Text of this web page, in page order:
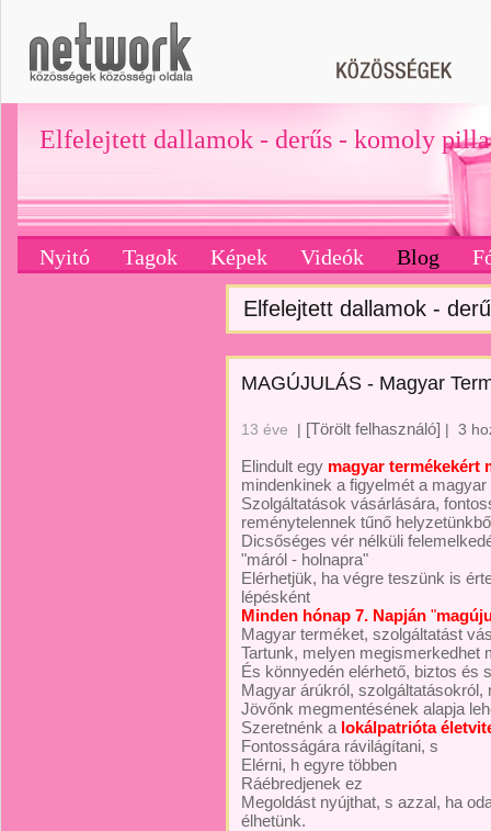
Elfelejtett dallamok - derűs - komoly
Nyitó Tagok Képek Videók Blog
Elfelejtett dallamok -
MAGÚJULÁS - Magyar
13 éve | [Törölt felhasználó] | 3
Elindult egy magyar termékekért
mindenkinek a figyelmét a
Szolgáltatások vásárlására,
reménytelennek tűnő
Dicsőséges vér nélküli
"máról - holnapra"
Elérhetjük, ha végre teszünk is
lépésként
Minden hónap 7. Napján "
Magyar terméket, szolgáltatást
Tartunk, melyen megismerkedhet
És könnyedén elérhető, biztos és
Magyar árúkról, szolgáltatásokról,
Jövőnk megmentésének alapja
Szeretnénk a lokálpatrióta
Fontosságára rávilágítani, s
Elérni, h egyre többen
Ráébredjenek ez
Megoldást nyújthat, s azzal, ha
élhetünk.